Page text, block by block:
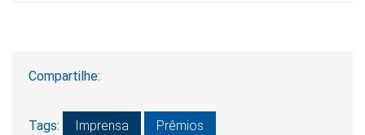
Compartilhe:
Tags: Imprensa Prêmios